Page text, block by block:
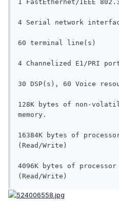
1 FastEthernet/IEEE
4 Serial network
60 terminal line(s)
4 Channelized E1/PRI
30 DSP(s), 60 Voice
128K bytes of non-
memory.
16384K bytes of
(Read/Write)
4096K bytes of
(Read/Write)